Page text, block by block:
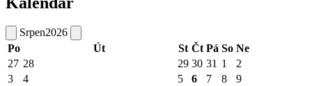
Srpen2026
Po
Út St Čt Pá So Ne
27 28 29 30 31 1
2
3
4 5 6 7 8
9